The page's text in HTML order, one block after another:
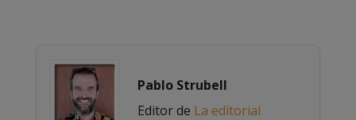
Pablo Strubell
Editor de La editorial